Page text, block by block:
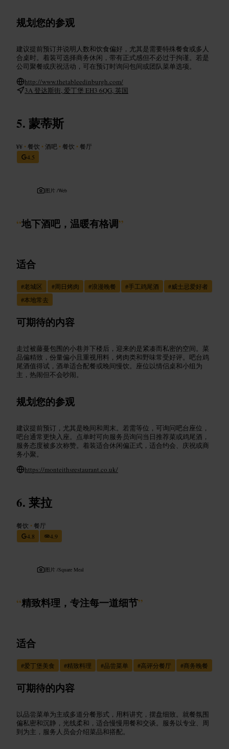
规划您的参观
建议提前预订并说明人数和饮食偏好，尤其是需要特殊餐食或多人
合桌时。着装可选择商务休闲，带有正式感但不必过于拘谨。若是
公司聚餐或庆祝活动，可在预订时询问包间或团队菜单选项。
http://www.thetableedinburgh.com/
3A 登达斯街, 爱丁堡 EH3 6QG, 英国
蒙蒂斯
¥¥ •餐饮 •酒吧 •餐饮 •餐厅
4.5
图片 /Web
“地下酒吧，温暖有格调”
适合
#老城区 #周日烤肉 #浪漫晚餐 #手工鸡尾酒 #威士忌爱好者
#本地常去
可期待的内容
走过被藤蔓包围的小巷并下楼后，迎来的是紧凑而私密的空间。菜
品偏精致，份量偏小且重视用料，烤肉类和野味常受好评。吧台鸡
尾酒值得试，酒单适合配餐或晚间慢饮。座位以情侣桌和小组为
主，热闹但不会吵闹。
规划您的参观
建议提前预订，尤其是晚间和周末。若需等位，可询问吧台座位，
吧台通常更快入座。点单时可向服务员询问当日推荐菜或鸡尾酒，
服务态度被多次称赞。着装适合休闲偏正式，适合约会、庆祝或商
务小聚。
https://monteithsrestaurant.co.uk/
莱拉
餐饮 •餐厅
4.8
4.9
图片 /Square Meal
“精致料理，专注每一道细节”
适合
#爱丁堡美食 #精致料理 #品尝菜单 #高评分餐厅 #商务晚餐
可期待的内容
以品尝菜单为主或多道分餐形式，用料讲究，摆盘细致。就餐氛围
偏私密和沉静，光线柔和，适合慢慢用餐和交谈。服务以专业、周
到为主，服务人员会介绍菜品和搭配。